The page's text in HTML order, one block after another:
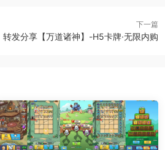
下一篇
转发分享【万道诸神】-H5卡牌·无限内购